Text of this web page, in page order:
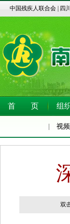
中国残疾人联合会 四
首 页 组
视
双